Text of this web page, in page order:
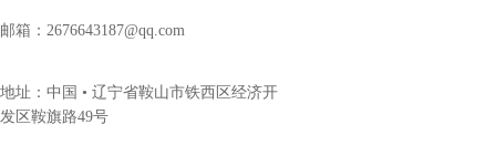
邮箱：2676643187@qq.com
地址：中国 • 辽宁省鞍山市铁西区经济开
发区鞍旗路49号